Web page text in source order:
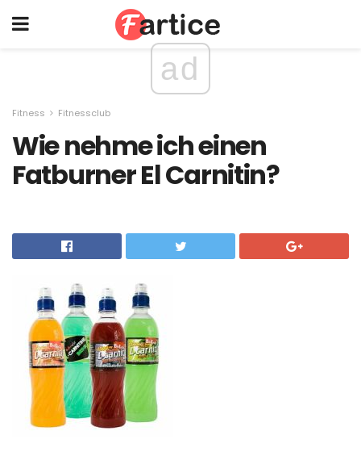
ad
Fitness Fitnessclub
Wie nehme ich einen
Fatburner El Carnitin?